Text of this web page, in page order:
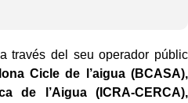
través del seu operador públic
Cicle de l’aigua (BCASA),
de l’Aigua (ICRA-CERCA),